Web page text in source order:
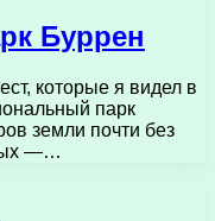
Буррен
которые я видел в
парк
земли почти без
—…